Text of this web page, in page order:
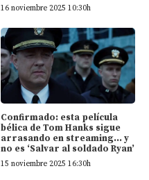
16 noviembre 2025 10:30h
Confirmado: esta película
bélica de Tom Hanks sigue
arrasando en streaming… y
no es ‘Salvar al soldado Ryan’
15 noviembre 2025 16:30h